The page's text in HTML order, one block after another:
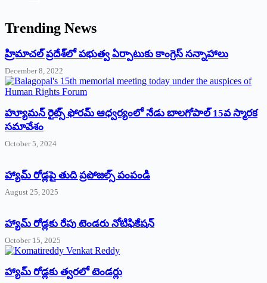
Trending News
‌హ్రిమాచల్‌ ‌ప్రదేశ్‌లో పభుత్వ ఏర్పాటుకు కాంగ్రెస్‌ ‌సన్నాహాలు
December 8, 2022
హ్యూమన్‌ రైట్స్‌ ఫోరమ్‌ ఆధ్వర్యంలో నేడు బాలగోపాల్‌ 15వ స్మారక
సమావేశం
October 5, 2024
హ్యామ్‌ రోడ్లపై తుది ప్రపోజల్స్‌ పంపండి
August 25, 2025
హ్యామ్‌ రోడ్లకు రేపు టెండరు నోటిఫికేషన్‌
October 15, 2025
హ్యామ్‌ రోడ్లకు త్వరలో టెండర్లు